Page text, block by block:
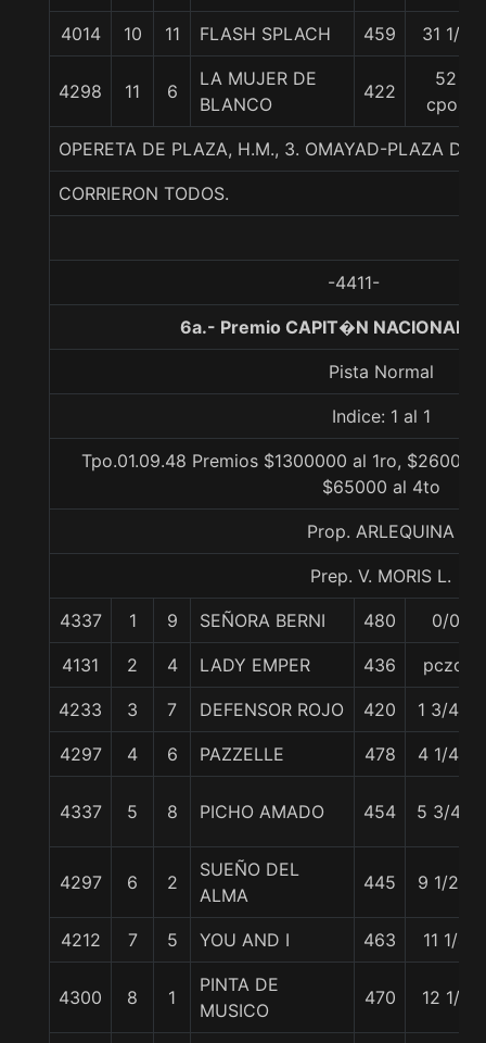
4014 10 11 FLASH SPLACH 459 31 1/2
4298 11 6
LA MUJER DE
BLANCO
422
52
cpos
OPERETA DE PLAZA, H.M., 3. OMAYAD-PLAZA DE
CORRIERON TODOS.
-4411-
6a.- Premio CAPIT�N NACIONAL,
Pista Normal
Indice: 1 al 1
Tpo.01.09.48 Premios $1300000 al 1ro,
$65000 al 4to
Prop. ARLEQUINA
Prep. V. MORIS L.
4337 1 9 SEÑORA BERNI 480 0/0
4131 2 4 LADY EMPER 436 pczo.
4233 3 7 DEFENSOR ROJO 420 1 3/4 c
4297 4 6 PAZZELLE 478 4 1/4 c
4337 5 8 PICHO AMADO 454 5 3/4 c
4297 6 2
SUEÑO DEL
ALMA
445 9 1/2 c
4212 7 5 YOU AND I 463 11 1/4
4300 8 1
PINTA DE
MUSICO
470 12 1/4